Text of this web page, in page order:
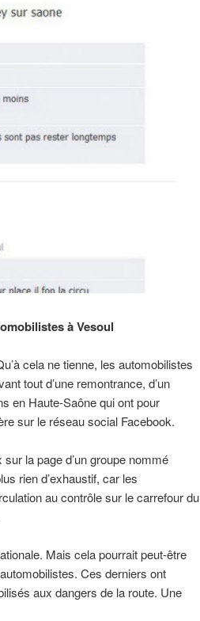
à Vesoul
cela ne tienne, les automobilistes
tout d’une remontrance, d’un
en Haute-Saône qui ont pour
sur le réseau social Facebook.
la page d’un groupe nommé
rien d’exhaustif, car les
au contrôle sur le carrefour du
Mais cela pourrait peut-être
Ces derniers ont
aux dangers de la route. Une